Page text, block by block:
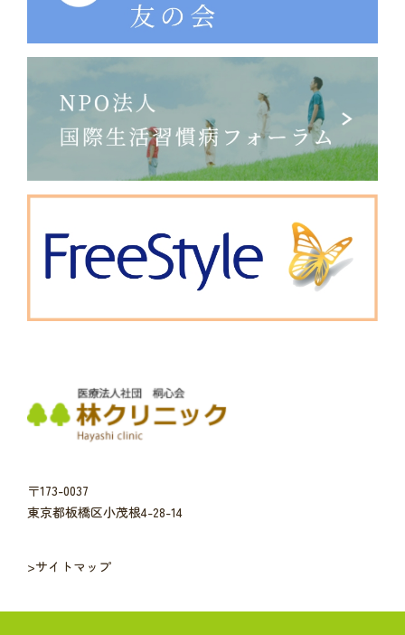
〒173-0037
東京都板橋区小茂根4-28-14
>サイトマップ